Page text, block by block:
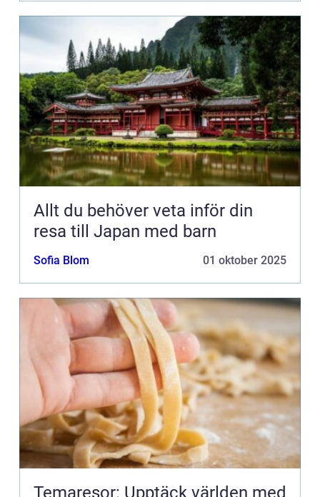
Allt du behöver veta inför din
resa till Japan med barn
Sofia Blom 01 oktober 2025
Temaresor: Upptäck världen med